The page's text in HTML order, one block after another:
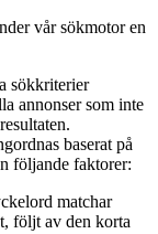
vår sökmotor en
sökkriterier
annonser som inte
baserat på
följande faktorer:
matchar
följt av den korta